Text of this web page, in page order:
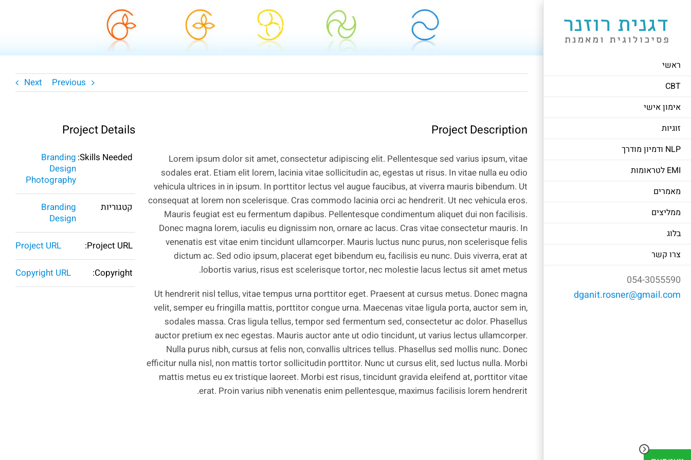
ראשי
CBT
אימון אישי
זוגיות
NLP ודמיון מודרך
EMI לטראומות
מאמרים
ממליצים
בלוג
צרו קשר
054-3055590
dganit.rosner@gmail.com
Proin Tortor Orcus
Previous
Next
Project Description
Lorem ipsum dolor sit amet, consectetur adipiscing elit. Pellentesque sed varius ipsum, vitae
sodales erat. Etiam elit lorem, lacinia vitae sollicitudin ac, egestas ut risus. In vitae nulla eu odio
vehicula ultrices in in ipsum. In porttitor lectus vel augue faucibus, at viverra mauris bibendum. Ut
consequat at lorem non scelerisque. Cras commodo lacinia orci ac hendrerit. Ut nec vehicula eros.
Mauris feugiat est eu fermentum dapibus. Pellentesque condimentum aliquet dui non facilisis.
Donec magna lorem, iaculis eu dignissim non, ornare ac lacus. Cras vitae consectetur mauris. In
venenatis est vitae enim tincidunt ullamcorper. Mauris luctus nunc purus, non scelerisque felis
dictum ac. Sed odio ipsum, placerat eget bibendum eu, facilisis eu nunc. Duis viverra, erat at
lobortis varius, risus est scelerisque tortor, nec molestie lacus lectus sit amet metus.
Ut hendrerit nisl tellus, vitae tempus urna porttitor eget. Praesent at cursus metus. Donec magna
velit, semper eu fringilla mattis, porttitor congue urna. Maecenas vitae ligula porta, auctor sem in,
sodales massa. Cras ligula tellus, tempor sed fermentum sed, consectetur ac dolor. Phasellus
auctor pretium ex nec egestas. Mauris auctor ante ut odio tincidunt, ut varius lectus ullamcorper.
Nulla purus nibh, cursus at felis non, convallis ultrices tellus. Phasellus sed mollis nunc. Donec
efficitur nulla nisl, non mattis tortor sollicitudin porttitor. Nunc ut cursus elit, sed luctus nulla. Morbi
mattis metus eu ex tristique laoreet. Morbi est risus, tincidunt gravida eleifend at, porttitor vitae
erat. Proin varius nibh venenatis enim pellentesque, maximus facilisis lorem hendrerit.
Project Details
Skills Needed:
Branding
Design
Photography
קטגוריות
Branding
Design
Project URL:
Project URL
Copyright:
Copyright URL